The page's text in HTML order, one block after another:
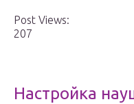
Post Views:
207
Настройка